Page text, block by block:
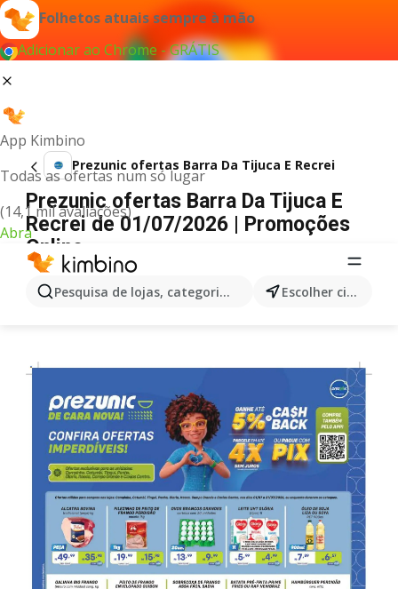
Folhetos atuais sempre à mão
Adicionar ao Chrome - GRÁTIS
App Kimbino
Todas as ofertas num só lugar
(14,1 mil avaliações)
Abra
Pesquisa de lojas, categorias,produtos... Escolher cidade
Prezunic ofertas Barra Da Tijuca E Recrei
Prezunic ofertas Barra Da Tijuca E
Recrei de 01/07/2026 | Promoções
Online